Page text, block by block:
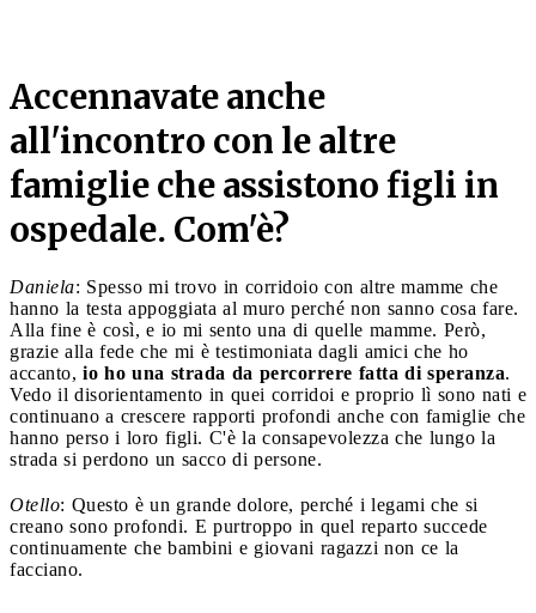
Accennavate anche
all'incontro con lealtre
famiglie che assistono figli in
ospedale. Com'è?
Daniela: Spesso mi trovo in corridoio con altre mamme che
hanno la testa appoggiata al muro perché non sanno cosa fare.
Alla fine è così, e io mi sento una di quelle mamme. Però,
grazie alla fede che mi è testimoniata dagli amici che ho
accanto, io ho una strada da percorrere fatta di speranza.
Vedo il disorientamento in quei corridoi e proprio lì sono nati e
continuano a crescere rapporti profondi anche con famiglie che
hanno perso i loro figli. C'è la consapevolezza che lungo la
strada si perdono un sacco di persone.
Otello: Questo è un grande dolore, perché i legami che si
creano sono profondi. E purtroppo in quel reparto succede
continuamente che bambini e giovani ragazzi non ce la
facciano.